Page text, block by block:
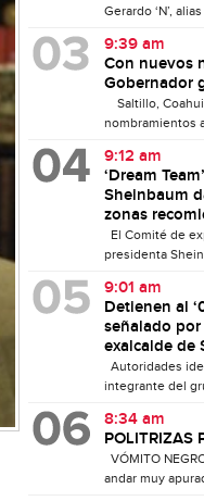
Gerardo ‘N’,
9:39 am
Con nuevos
Gobernador
Saltillo,
nombramientos
9:12 am
‘Dream
Sheinbaum
zonas
El Comité de
presidenta
9:01 am
Detienen al
señalado
exalcalde de
Autoridades
integrante del
8:34 am
POLITRIZAS
VÓMITO
andar muy